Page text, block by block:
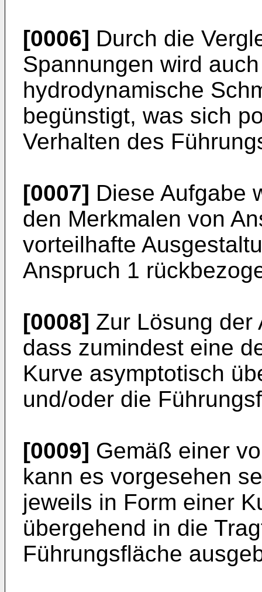
[0006] Durch die
Spannungen wird
hydrodynamische
begünstigt, was sich
Verhalten des
[0007] Diese Aufgabe
den Merkmalen von
vorteilhafte
Anspruch 1
[0008] Zur Lösung der
dass zumindest eine
Kurve asymptotisch
und/oder die
[0009] Gemäß einer
kann es vorgesehen
jeweils in Form einer
übergehend in die
Führungsfläche